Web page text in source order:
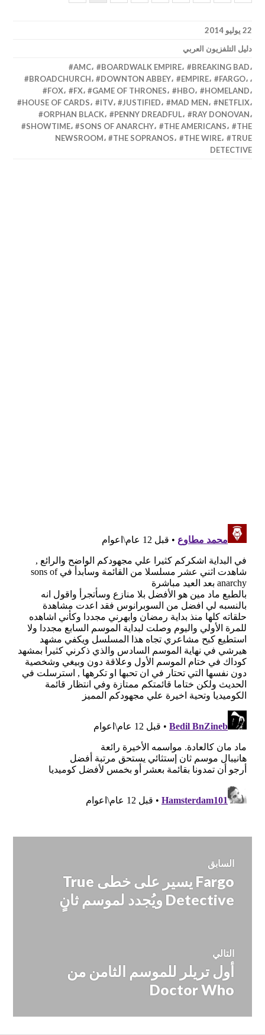
22 يوليو 2014
دليل التلفزيون العربي
AMC، BOARDWALK EMPIRE، BREAKING BAD،
BROADCHURCH، DOWNTON ABBEY، EMPIRE، FARGO، ،
FOX، FX، GAME OF THRONES، HBO، HOMELAND،
HOUSE OF CARDS، ITV، JUSTIFIED، MAD MEN، NETFLIX،
ORPHAN BLACK، PENNY DREADFUL، RAY DONOVAN،
SHOWTIME، SONS OF ANARCHY، THE AMERICANS،
THE
NEWSROOM، THE SOPRANOS، THE WIRE،
TRUE
DETECTIVE
تصفّح
المقالات
السابق
المقالة
السابقة:
Fargo يسير على خطى True
Detective ويُجدد لموسم ثانٍ
التالي
المقالة
التالية:
أول تريلر للموسم الثامن من
Doctor Who